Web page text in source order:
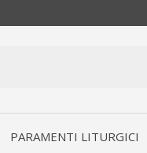
PARAMENTI LITURGICI